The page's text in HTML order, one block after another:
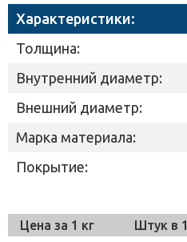
Характеристики:
Толщина:
Внутренний диаметр:
Внешний диаметр:
Марка материала:
Покрытие:
Цена за 1 кг Штук в